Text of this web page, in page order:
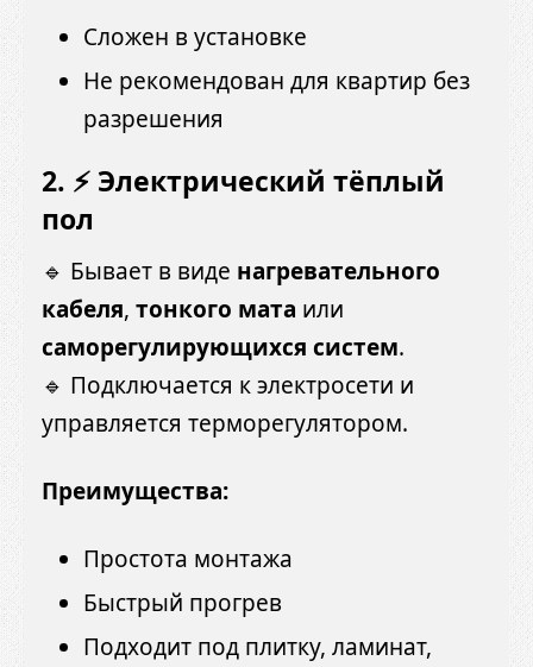
Сложен в установке
Не рекомендован для квартир без
разрешения
2. ⚡ Электрический тёплый
пол
🔹 Бывает в виде нагревательного
кабеля, тонкого мата или
саморегулирующихся систем.
🔹 Подключается к электросети и
управляется терморегулятором.
Преимущества:
Простота монтажа
Быстрый прогрев
Подходит под плитку, ламинат,